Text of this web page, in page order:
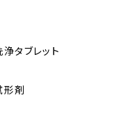
タブレット
形剤